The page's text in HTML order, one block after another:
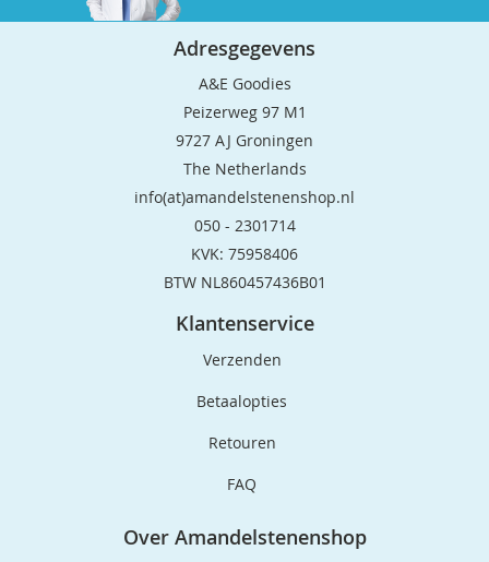
Adresgegevens
A&E Goodies
Peizerweg 97 M1
9727 AJ Groningen
The Netherlands
info(at)amandelstenenshop.nl
050 - 2301714
KVK: 75958406
BTW NL860457436B01
Klantenservice
Verzenden
Betaalopties
Retouren
FAQ
Over Amandelstenenshop